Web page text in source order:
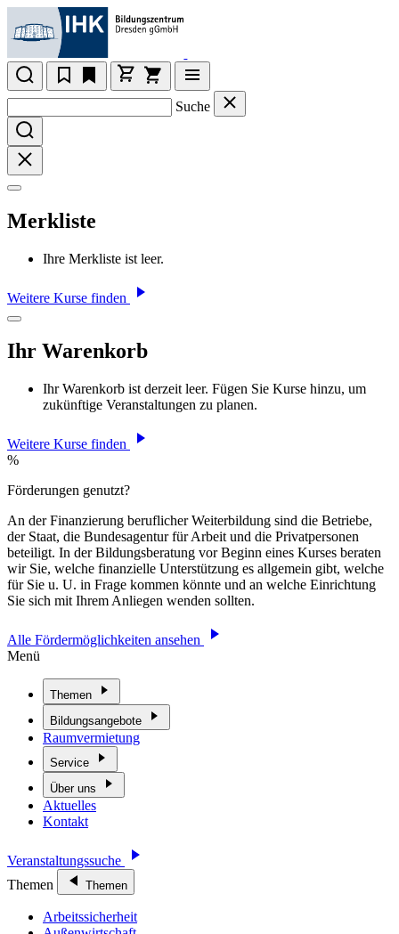
Suche
Merkliste
Ihre Merkliste ist leer.
Weitere Kurse finden
Ihr Warenkorb
Ihr Warenkorb ist derzeit leer. Fügen Sie Kurse hinzu, um
zukünftige Veranstaltungen zu planen.
Weitere Kurse finden
%
Förderungen genutzt?
An der Finanzierung beruflicher Weiterbildung sind die Betriebe,
der Staat, die Bundesagentur für Arbeit und die Privatpersonen
beteiligt. In der Bildungsberatung vor Beginn eines Kurses beraten
wir Sie, welche finanzielle Unterstützung es allgemein gibt, welche
für Sie u. U. in Frage kommen könnte und an welche Einrichtung
Sie sich mit Ihrem Anliegen wenden sollten.
Alle Fördermöglichkeiten ansehen
Menü
Themen
Bildungsangebote
Raumvermietung
Service
Über uns
Aktuelles
Kontakt
Veranstaltungssuche
Themen
Themen
Arbeitssicherheit